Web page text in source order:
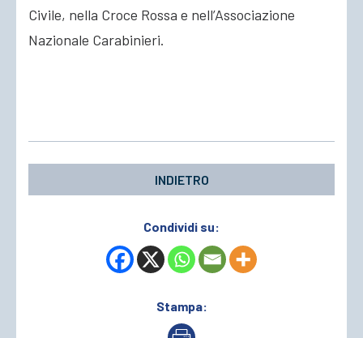
Civile, nella Croce Rossa e nell’Associazione
Nazionale Carabinieri.
INDIETRO
Condividi su:
Stampa: